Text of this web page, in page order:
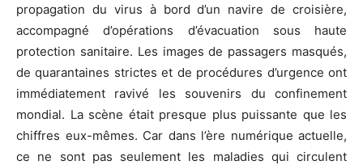
propagation du virus à bord d’un navire de croisière,
accompagné d’opérations d’évacuation sous haute
protection sanitaire. Les images de passagers masqués,
de quarantaines strictes et de procédures d’urgence ont
immédiatement ravivé les souvenirs du confinement
mondial. La scène était presque plus puissante que les
chiffres eux-mêmes. Car dans l’ère numérique actuelle,
ce ne sont pas seulement les maladies qui circulent